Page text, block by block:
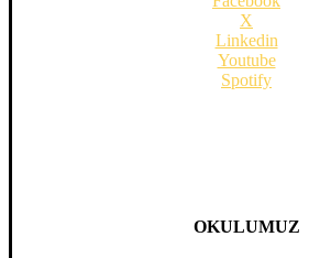
X
Linkedin
Youtube
Spotify
OKULUMUZ